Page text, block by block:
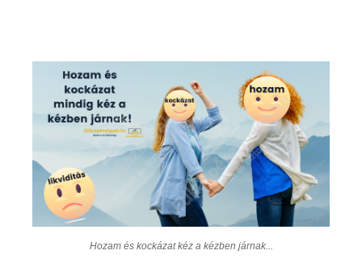
Hozam és kockázat kéz a kézben járnak...